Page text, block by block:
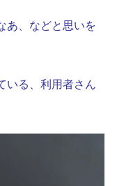
あ、などと思いを
いる、利用者さん